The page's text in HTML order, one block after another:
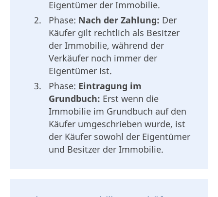
Eigentümer der Immobilie.
Phase: Nach der Zahlung: Der
Käufer gilt rechtlich als Besitzer
der Immobilie, während der
Verkäufer noch immer der
Eigentümer ist.
Phase: Eintragung im
Grundbuch: Erst wenn die
Immobilie im Grundbuch auf den
Käufer umgeschrieben wurde, ist
der Käufer sowohl der Eigentümer
und Besitzer der Immobilie.